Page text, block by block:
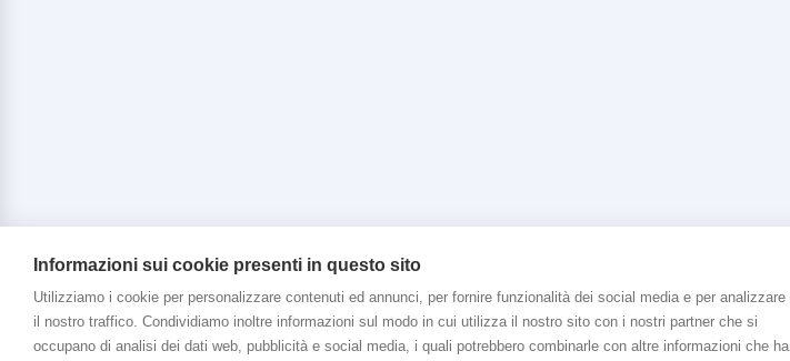
Copyright © 2026 Venerota Store. Tutti i diritti riservati P. IVA e Cod. Fiscale 01215890136
Informazioni sui cookie presenti in questo sito
Utilizziamo i cookie per personalizzare contenuti ed annunci, per fornire funzionalità dei social media e per analizzare
il nostro traffico. Condividiamo inoltre informazioni sul modo in cui utilizza il nostro sito con i nostri partner che si
occupano di analisi dei dati web, pubblicità e social media, i quali potrebbero combinarle con altre informazioni che ha